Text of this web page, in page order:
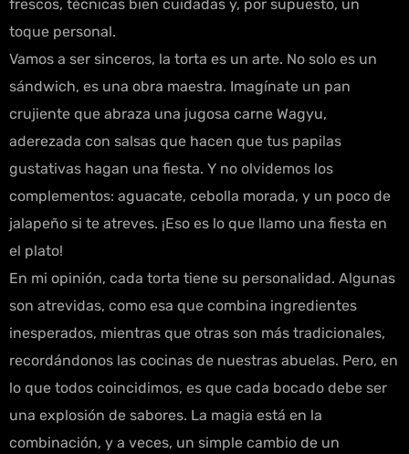
frescos, técnicas bien cuidadas y, por supuesto, un
toque personal.
Vamos a ser sinceros, la torta es un arte. No solo es un
sándwich, es una obra maestra. Imagínate un pan
crujiente que abraza una jugosa carne Wagyu,
aderezada con salsas que hacen que tus papilas
gustativas hagan una fiesta. Y no olvidemos los
complementos: aguacate, cebolla morada, y un poco de
jalapeño si te atreves. ¡Eso es lo que llamo una fiesta en
el plato!
En mi opinión, cada torta tiene su personalidad. Algunas
son atrevidas, como esa que combina ingredientes
inesperados, mientras que otras son más tradicionales,
recordándonos las cocinas de nuestras abuelas. Pero, en
lo que todos coincidimos, es que cada bocado debe ser
una explosión de sabores. La magia está en la
combinación, y a veces, un simple cambio de un